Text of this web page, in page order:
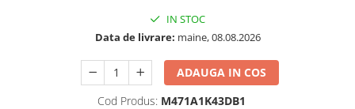
IN STOC
Data de livrare: maine, 08.08.2026
ADAUGA IN COS
Cod Produs: M471A1K43DB1